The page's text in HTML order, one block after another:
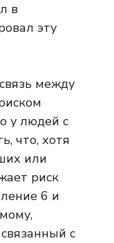
в
эту
между
у людей с
что, хотя
или
риск
6 и
с